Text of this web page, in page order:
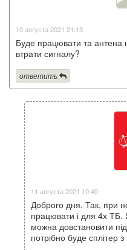
10 августа 2021 21:13
Буде працювати та антена
втрати сигналу?
ответить
11 августа 2021 10:40
Доброго дня. Так, при
працювати і для 4х
можна довстановити
потрібно буде сплітер